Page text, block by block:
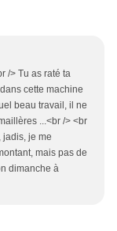
/> Tu as raté ta
cette machine
beau travail, il ne
...<br /> <br
jadis, je me
mais pas de
dimanche à